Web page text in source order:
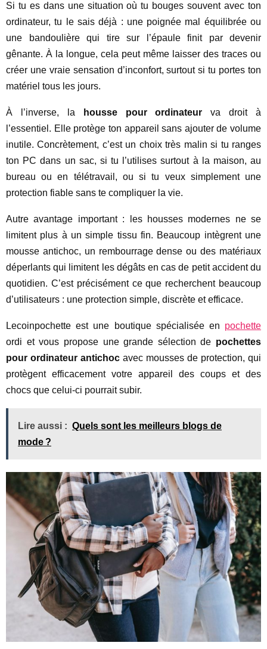
Si tu es dans une situation où tu bouges souvent avec ton
ordinateur, tu le sais déjà : une poignée mal équilibrée ou
une bandoulière qui tire sur l’épaule finit par devenir
gênante. À la longue, cela peut même laisser des traces ou
créer une vraie sensation d’inconfort, surtout si tu portes ton
matériel tous les jours.
À l’inverse, la housse pour ordinateur va droit à
l’essentiel. Elle protège ton appareil sans ajouter de volume
inutile. Concrètement, c’est un choix très malin si tu ranges
ton PC dans un sac, si tu l’utilises surtout à la maison, au
bureau ou en télétravail, ou si tu veux simplement une
protection fiable sans te compliquer la vie.
Autre avantage important : les housses modernes ne se
limitent plus à un simple tissu fin. Beaucoup intègrent une
mousse antichoc, un rembourrage dense ou des matériaux
déperlants qui limitent les dégâts en cas de petit accident du
quotidien. C’est précisément ce que recherchent beaucoup
d’utilisateurs : une protection simple, discrète et efficace.
Lecoinpochette est une boutique spécialisée en pochette
ordi et vous propose une grande sélection de pochettes
pour ordinateur antichoc avec mousses de protection, qui
protègent efficacement votre appareil des coups et des
chocs que celui-ci pourrait subir.
Lire aussi : Quels sont les meilleurs blogs de
mode ?